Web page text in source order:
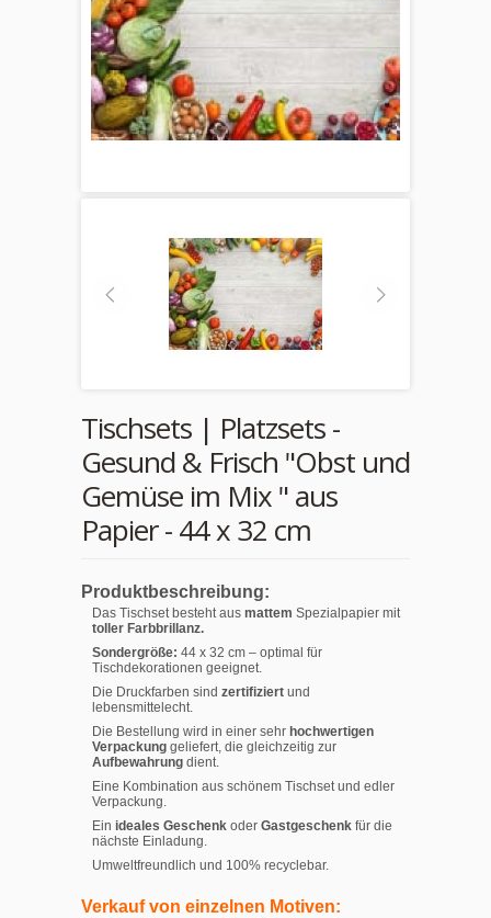
Tischsets | Platzsets -
Gesund & Frisch "Obst und
Gemüse im Mix " aus
Papier - 44 x 32 cm
Produktbeschreibung:
Das Tischset besteht aus mattem Spezialpapier mit
toller Farbbrillanz.
Sondergröße: 44 x 32 cm – optimal für
Tischdekorationen geeignet.
Die Druckfarben sind zertifiziert und
lebensmittelecht.
Die Bestellung wird in einer sehr hochwertigen
Verpackung geliefert, die gleichzeitig zur
Aufbewahrung dient.
Eine Kombination aus schönem Tischset und edler
Verpackung.
Ein ideales Geschenk oder Gastgeschenk für die
nächste Einladung.
Umweltfreundlich und 100% recyclebar.
Verkauf von einzelnen Motiven: